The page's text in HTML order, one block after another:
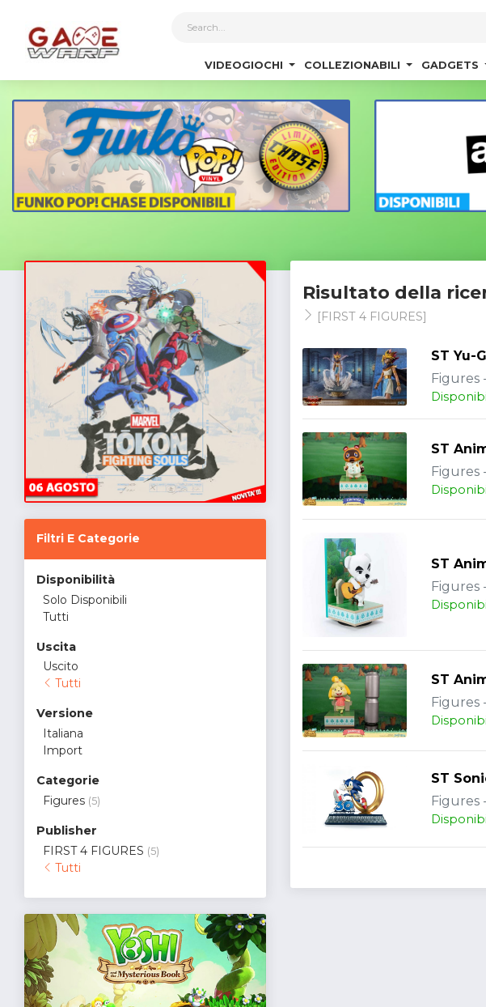
VIDEOGIOCHI COLLEZIONABILI GADGETS
Filtri E Categorie
Disponibilità
Solo Disponibili
Tutti
Uscita
Uscito
Tutti
Versione
Italiana
Import
Categorie
Figures (5)
Publisher
FIRST 4 FIGURES (5)
Tutti
Risultato della
[FIRST 4 FIGURES]
ST Yu-
Figures
ST
Figures
ST
Figures
ST
Figures
ST
Figures